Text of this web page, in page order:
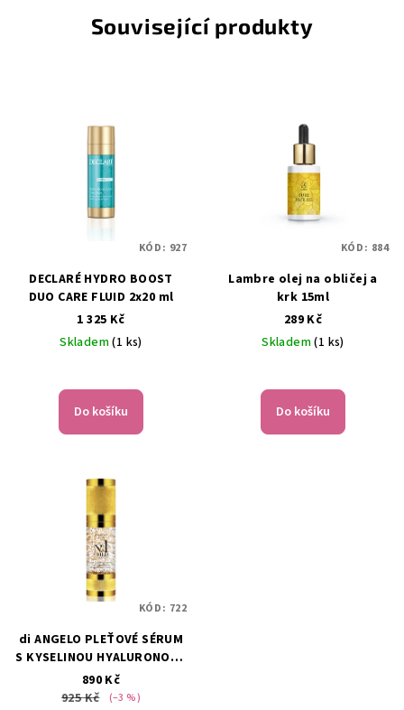
Související produkty
DECLARÉ HYDRO BOOST
DUO CARE FLUID 2x20 ml
1 325 Kč
Skladem(1 ks)
Do košíku
KÓD: 927
Lambre olej na obličej a
krk 15ml
289 Kč
Skladem(1 ks)
Do košíku
KÓD: 884
di ANGELO PLEŤOVÉ SÉRUM
S KYSELINOU HYALURONOVU
NO1 S 24KARÁTOVÝM
ZLATEM 30ML
890 Kč
925 Kč
(–3 %)
KÓD: 722